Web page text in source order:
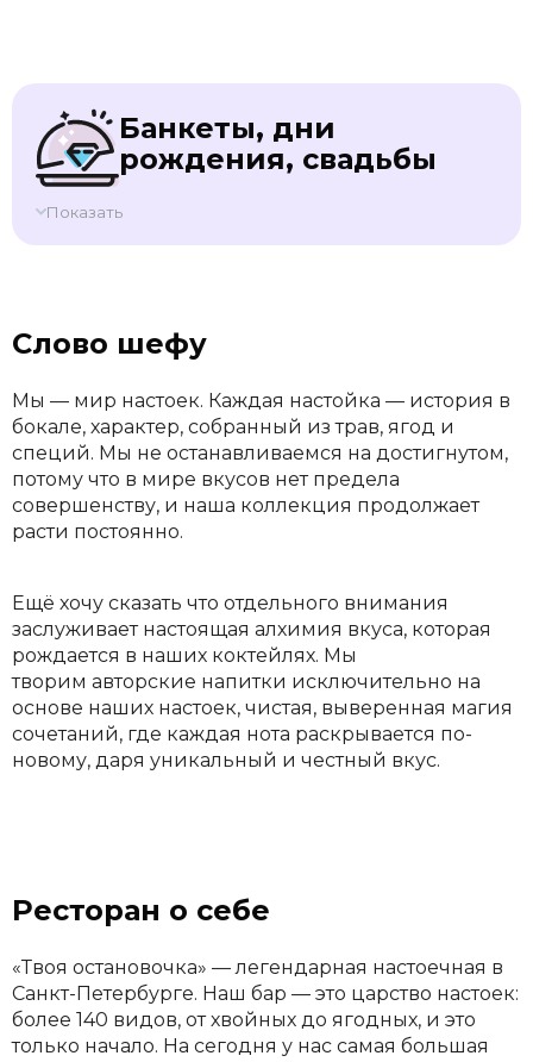
Банкеты, дни
рождения, свадьбы
Показать
Слово шефу
Мы — мир настоек. Каждая настойка — история в
бокале, характер, собранный из трав, ягод и
специй. Мы не останавливаемся на достигнутом,
потому что в мире вкусов нет предела
совершенству, и наша коллекция продолжает
расти постоянно.
Ещё хочу сказать что отдельного внимания
заслуживает настоящая алхимия вкуса, которая
рождается в наших коктейлях. Мы
творим авторские напитки исключительно на
основе наших настоек, чистая, выверенная магия
сочетаний, где каждая нота раскрывается по-
новому, даря уникальный и честный вкус.
Ресторан о себе
«Твоя остановочка» — легендарная настоечная в
Санкт-Петербурге. Наш бар — это царство настоек:
более 140 видов, от хвойных до ягодных, и это
только начало. На сегодня у нас самая большая